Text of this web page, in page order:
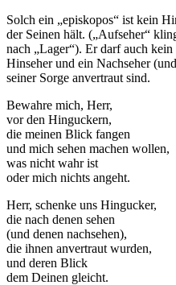
Solch ein „episkopos“ ist kein
der Seinen hält. („Aufseher“
nach „Lager“). Er darf auch
Hinseher und ein Nachseher
seiner Sorge anvertraut sind.
Bewahre mich, Herr,
vor den Hinguckern,
die meinen Blick fangen
und mich sehen machen wollen,
was nicht wahr ist
oder mich nichts angeht.
Herr, schenke uns Hingucker,
die nach denen sehen
(und denen nachsehen),
die ihnen anvertraut wurden,
und deren Blick
dem Deinen gleicht.